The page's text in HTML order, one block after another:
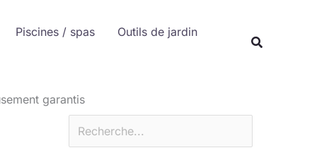
Piscines / spas
Outils de jardin
garantis